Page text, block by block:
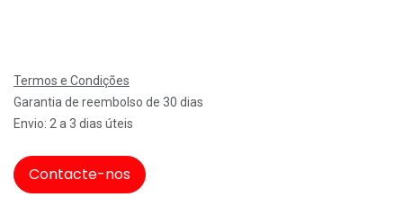
Termos e Condições
Garantia de reembolso de 30 dias
Envio: 2 a 3 dias úteis
Contacte-nos